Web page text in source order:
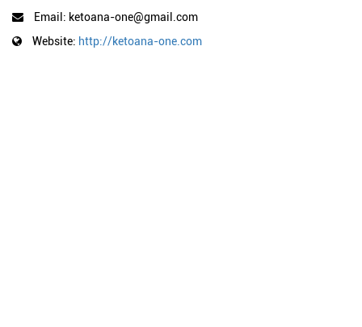
Email: ketoana-one@gmail.com
Website: http://ketoana-one.com